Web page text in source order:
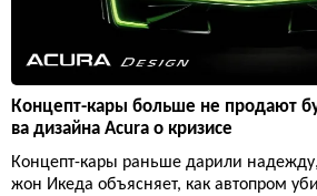
Концепт-кары больше не продают
ва дизайна Acura о кризисе
Концепт-кары раньше дарили
жон Икеда объясняет, как автопром